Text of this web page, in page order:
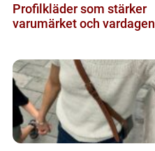
Profilkläder som stärker
varumärket och vardagen